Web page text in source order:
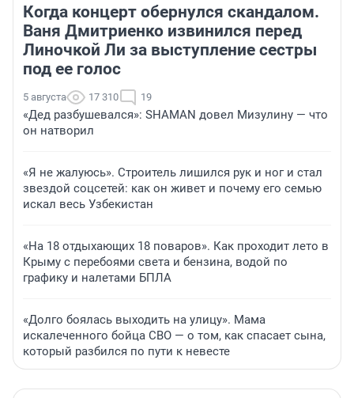
Когда концерт обернулся скандалом.
Ваня Дмитриенко извинился перед
Линочкой Ли за выступление сестры
под ее голос
5 августа 17 310 19
«Дед разбушевался»: SHAMAN довел Мизулину — что
он натворил
«Я не жалуюсь». Строитель лишился рук и ног и стал
звездой соцсетей: как он живет и почему его семью
искал весь Узбекистан
«На 18 отдыхающих 18 поваров». Как проходит лето в
Крыму с перебоями света и бензина, водой по
графику и налетами БПЛА
«Долго боялась выходить на улицу». Мама
искалеченного бойца СВО — о том, как спасает сына,
который разбился по пути к невесте